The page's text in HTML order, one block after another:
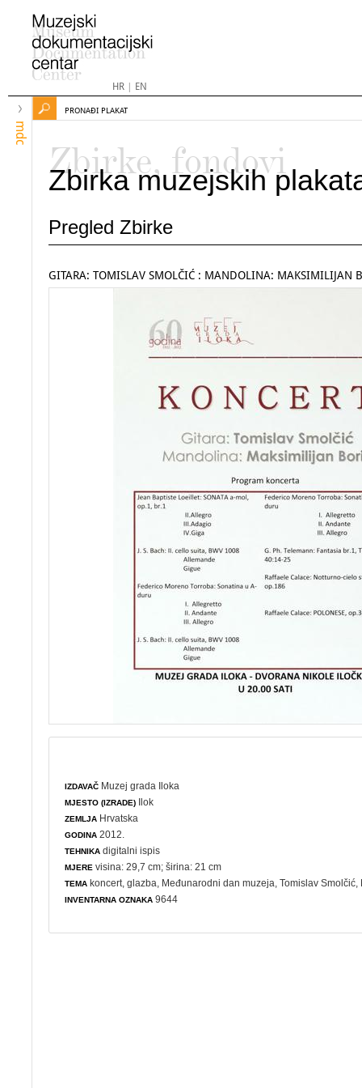
HR| EN
mdc
PRONAĐI PLAKAT
Zbirke, fondovi
Zbirka muzejskih
Pregled Zbirke
GITARA: TOMISLAV SMOLČIĆ : MANDOLINA: MAKSIMILIJAN
IZDAVAČ Muzej grada Iloka
MJESTO (IZRADE) Ilok
ZEMLJA Hrvatska
GODINA 2012.
TEHNIKA digitalni ispis
MJERE visina: 29,7 cm; širina: 21 cm
TEMA koncert ,glazba Međunarodni dan muzeja , Tomislav
INVENTARNA OZNAKA 9644